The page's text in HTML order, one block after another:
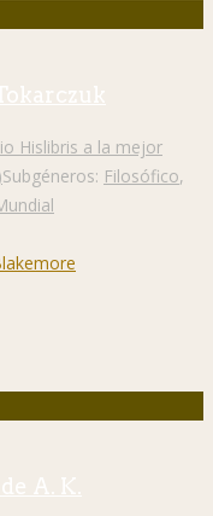
Hislibris a la mejor
Subgéneros: Filosófico,
A. K.